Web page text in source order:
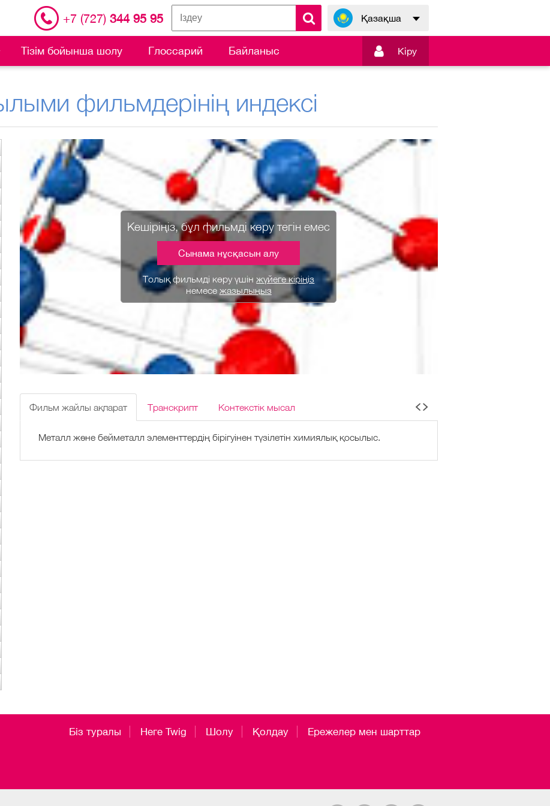
+7 (727) 344 95 95 Қазақша
Тізім бойынша шолу Глоссарий Байланыс  Кiру
фильмдерінің индексі
Кешіріңіз, бұл фильмді көру тегін емес
Сынама нұсқасын алу
Толық фильмді көру үшінжүйеге кіріңіз
немесе жазылыңыз
Фильм жайлы ақпарат Транскрипт Контекстік мысал
Металл және бейметалл элементтердің бірігуінен түзілетін химиялық қосылыс.
Біз туралы Неге Twig Шолу Қолдау Ережелер мен шарттар